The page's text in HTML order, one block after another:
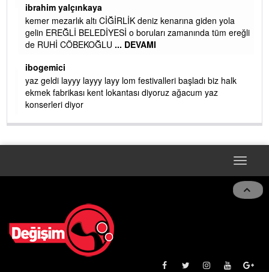
ibrahim yalçınkaya
kemer mezarlık altı CİĞİRLİK deniz kenarına giden yola
gelin EREĞLİ BELEDİYESİ o boruları zamanında tüm ereğli
de RUHİ CÖBEKOĞLU ... DEVAMI
ibogemici
yaz geldi layyy layyy layy lom festivalleri başladı biz halk
ekmek fabrikası kent lokantası diyoruz ağacum yaz
konserleri diyor
Toggle